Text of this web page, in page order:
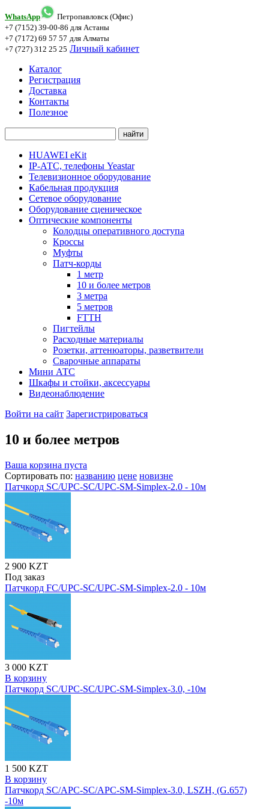
WhatsApp
Петропавловск (Офис)
+7 (7152) 39-00-86 для Астаны
+7 (7172) 69 57 57 для Алматы
+7 (727) 312 25 25 Личный кабинет
Каталог
Регистрация
Доставка
Контакты
Полезное
HUAWEI eKit
IP-АТС, телефоны Yeastar
Телевизионное оборудование
Кабельная продукция
Сетевое оборудование
Оборудование сценическое
Оптические компоненты
Колодцы оперативного доступа
Кроссы
Муфты
Патч-корды
1 метр
10 и более метров
3 метра
5 метров
FTTH
Пигтейлы
Расходные материалы
Розетки, аттенюаторы, разветвители
Сварочные аппараты
Мини АТС
Шкафы и стойки, аксессуары
Видеонаблюдение
Войти на сайт Зарегистрироваться
10 и более метров
Ваша корзина пуста
Сортировать по: названию цене новизне
Патчкорд SC/UPC-SC/UPC-SM-Simplex-2.0 - 10м
2 900 KZT
Под заказ
Патчкорд FC/UPC-SC/UPC-SM-Simplex-2.0 - 10м
3 000 KZT
В корзину
Патчкорд SC/UPC-SC/UPC-SM-Simplex-3.0, -10м
1 500 KZT
В корзину
Патчкорд SC/APC-SC/APC-SM-Simplex-3.0, LSZH, (G.657)
-10м